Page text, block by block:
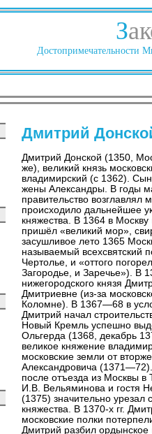
З
Достопримечательности
Дмитрий
Дмитрий Донской (1350,
же), великий князь
владимирский (с 1362).
жены Александры. В годы
правительство
происходило дальнейшее
княжества. В 1364 в
пришёл «великий мор»,
засушливое лето 1365
называемый всехсвятский
Чертолье, и «оттого
Загородье, и Заречье»). В
нижегородского князя
Дмитриевне (из-за
Коломне). В 1367—68 в
Дмитрий начал
Новый Кремль успешно
Ольгерда (1368, декабрь
великое княжение
московские земли от
Александровича
после отъезда из Москвы в
И.В. Вельяминова и гостя
(1375) значительно урезал
княжества. В 1370-х гг.
московские полки
Дмитрий разбил ордынское